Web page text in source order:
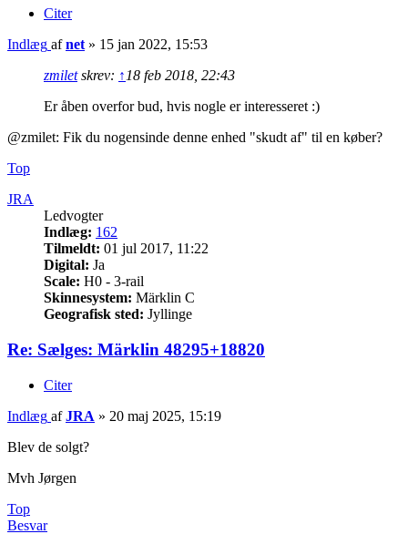
Citer
Indlæg afnet » 15 jan 2022, 15:53
zmiletskrev: ↑ 18 feb 2018, 22:43
Er åben overfor bud, hvis nogle er interesseret :)
@zmilet: Fik du nogensinde denne enhed "skudt af" til en køber?
Top
JRA
Ledvogter
Indlæg: 162
Tilmeldt: 01 jul 2017, 11:22
Digital: Ja
Scale: H0 - 3-rail
Skinnesystem: Märklin C
Geografisk sted: Jyllinge
Re: Sælges: Märklin 48295+18820
Citer
Indlæg afJRA » 20 maj 2025, 15:19
Blev de solgt?
Mvh Jørgen
Top
Besvar